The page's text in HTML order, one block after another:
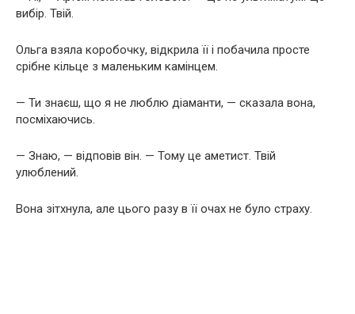
вибір. Твій.
Ольга взяла коробочку, відкрила її і побачила просте
срібне кільце з маленьким камінцем.
— Ти знаєш, що я не люблю діаманти, — сказала вона,
посміхаючись.
— Знаю, — відповів він. — Тому це аметист. Твій
улюблений.
Вона зітхнула, але цього разу в її очах не було страху.